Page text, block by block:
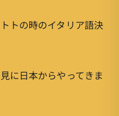
トの時のイタリア語決
に日本からやってきま